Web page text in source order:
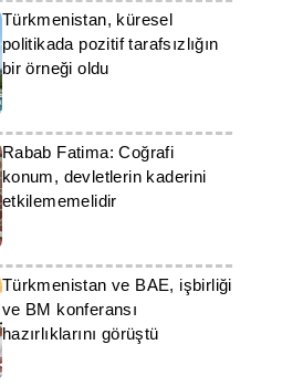
Türkmenistan, küresel
politikada pozitif tarafsızlığın
bir örneği oldu
Rabab Fatima: Coğrafi
konum, devletlerin kaderini
etkilememelidir
Türkmenistan ve BAE, işbirliği
ve BM konferansı
hazırlıklarını görüştü